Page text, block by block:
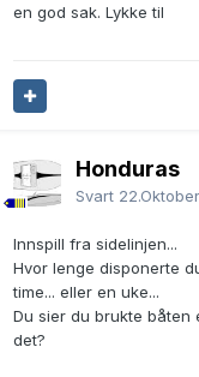
en god sak. Lykke til
Honduras
Svart
Innspill fra sidelinjen...
Hvor lenge disponerte
time... eller en uke...
Du sier du brukte båten
det?